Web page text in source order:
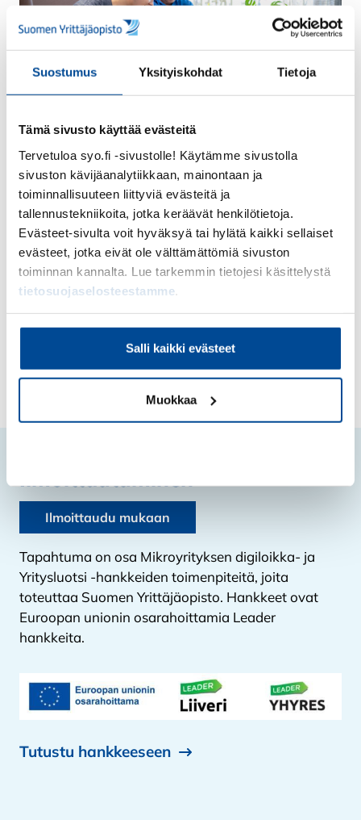
Suostumus Yksityiskohdat Tietoja
Tämä sivusto käyttää evästeitä
Tervetuloa syo.fi -sivustolle! Käytämme sivustolla
sivuston kävijäanalytiikkaan, mainontaan ja
toiminnallisuuteen liittyviä evästeitä ja
tallennustekniikoita, jotka keräävät henkilötietoja.
Evästeet-sivulta voit hyväksyä tai hylätä kaikki sellaiset
evästeet, jotka eivät ole välttämättömiä sivuston
toiminnan kannalta. Lue tarkemmin tietojesi käsittelystä
tietosuojaselosteestamme
Salli kaikki evästeet
Muokkaa
Tapahtuman sisältö
Yrittäjä ja tietosuoja
Yksilön käytännön tietoturva
Yrittäjän tietoturvan ABC
Yrityksen kriittiset toiminnot ja riskien hallinta
Ilmoittautuminen
Ilmoittaudu mukaan
Tapahtuma on osa Mikroyrityksen digiloikka- ja
Yritysluotsi -hankkeiden toimenpiteitä, joita
toteuttaa Suomen Yrittäjäopisto. Hankkeet ovat
Euroopan unionin osarahoittamia Leader
hankkeita.
Tutustu hankkeeseen